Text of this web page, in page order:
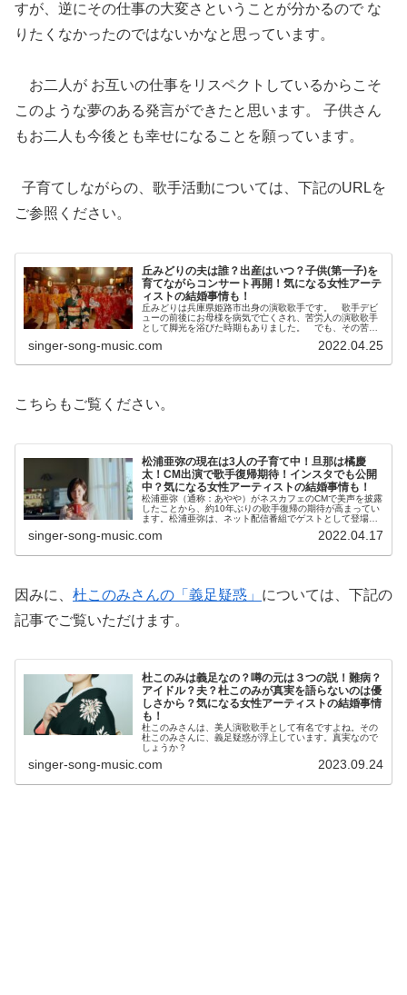
すが、 逆にその仕事の大変さということが分かるので な
りたくなかったのではないかなと思っています。
お二人が お互いの仕事をリスペクトしているからこそ
このような夢のある発言ができたと思います。 子供さん
もお二人も今後とも幸せになることを願っています。
子育てしながらの、歌手活動については、下記のURLを
ご参照ください。
丘みどりの夫は誰？出産はいつ？子供(第一子)を
育てながらコンサート再開！気になる女性アーテ
ィストの結婚事情も！
丘みどりは兵庫県姫路市出身の演歌歌手です。 歌手デビ
ューの前後にお母様を病気で亡くされ、苦労人の演歌歌手
として脚光を浴びた時期もありました。 でも、その苦し
の活躍があると思います。 (a...
singer-song-music.com 2022.04.25
こちらもご覧ください。
松浦亜弥の現在は3人の子育て中！旦那は橘慶
太！CM出演で歌手復帰期待！インスタでも公開
中？気になる女性アーティストの結婚事情も！
松浦亜弥（通称：あやや）がネスカフェのCMで美声を披露
したことから、約10年ぶりの歌手復帰の期待が高まってい
ます。松浦亜弥は、ネット配信番組でゲストとして登場も
られています。人として、歌手...
singer-song-music.com 2022.04.17
因みに、 杜このみさんの「義足疑惑」 については、下記の
記事でご覧いただけます。
杜このみは義足なの？噂の元は３つの説！難病？
アイドル？夫？杜このみが真実を語らないのは優
しさから？気になる女性アーティストの結婚事情
も！
杜このみさんは、美人演歌歌手として有名ですよね。その
杜このみさんに、義足疑惑が浮上しています。真実なので
しょうか？
singer-song-music.com 2023.09.24